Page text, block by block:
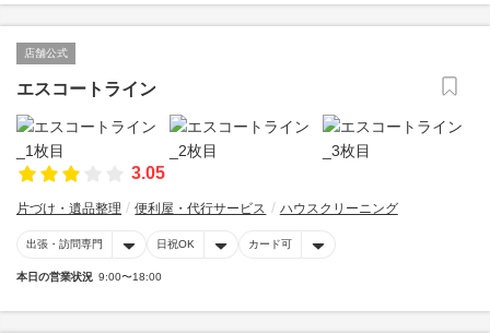
店舗公式
エスコートライン
3.05
片づけ・遺品整理 便利屋・代行サービス ハウスクリーニング
出張・訪問専門 日祝OK カード可
本日の営業状況 9:00〜18:00